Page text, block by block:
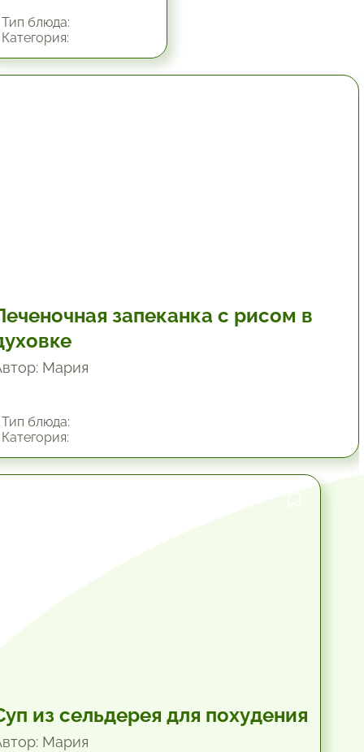
блюда:
запеканка с рисом в
Мария
блюда:
из сельдерея для похудения
Мария